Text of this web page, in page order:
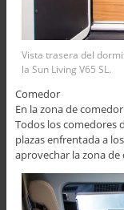
Vista trasera del
la Sun Living V65 SL.
Comedor
En la zona de
Todos los comedores
plazas enfrentada a
aprovechar la zona